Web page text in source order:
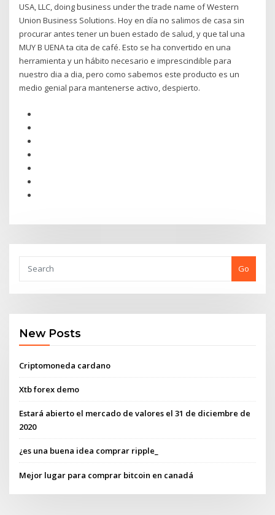
USA, LLC, doing business under the trade name of Western
Union Business Solutions. Hoy en día no salimos de casa sin
procurar antes tener un buen estado de salud, y que tal una
MUY B UENA ta cita de café. Esto se ha convertido en una
herramienta y un hábito necesario e imprescindible para
nuestro dia a dia, pero como sabemos este producto es un
medio genial para mantenerse activo, despierto.
Go
New Posts
Criptomoneda cardano
Xtb forex demo
Estará abierto el mercado de valores el 31 de diciembre de
2020
¿es una buena idea comprar ripple_
Mejor lugar para comprar bitcoin en canadá